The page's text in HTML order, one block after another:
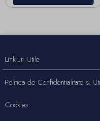
Link-uri Utile
Politica de Confidentialitate si
Cookies